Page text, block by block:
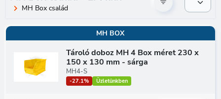
MH Box család
MH BOX
Tároló doboz MH 4 Box méret 230 x
150 x 130 mm - sárga
MH4-S
-27.1% Üzletünkben